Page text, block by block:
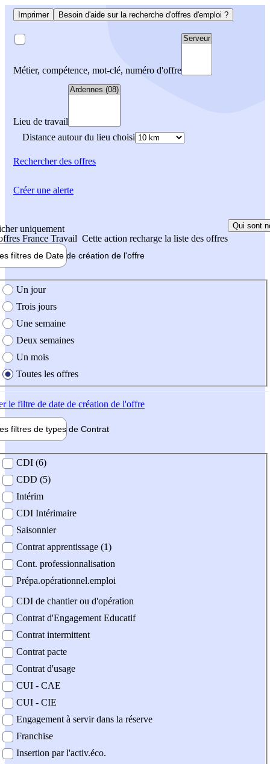
Imprimer Besoin d'aide sur la recherche d'offres d'emploi ?
Métier, compétence, mot-clé, numéro d'offre
Lieu de travail
Distance autour du lieu choisi
Rechercherdes offres
uniquement
France Travail Cette action recharge la liste des offres
Qui sont
filtres de Date de création de l'offre
création de l'offre
Un jour
Trois jours
Une semaine
Deux semaines
Un mois
Toutes les offres
le filtre de date de création de l'offre
filtres de types de Contrat
contrat
CDI (6)
CDD (5)
Intérim
CDI Intérimaire
Saisonnier
Contrat apprentissage (1)
Cont. professionnalisation
Prépa.opérationnel.emploi
CDI de chantier ou d'opération
Contrat d'Engagement Educatif
Contrat intermittent
Contrat pacte
Contrat d'usage
CUI - CAE
CUI - CIE
Engagement à servir dans la réserve
Franchise
Insertion par l'activ.éco.
Créer une alerte